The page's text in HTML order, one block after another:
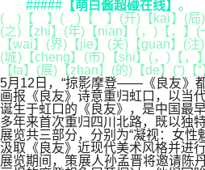
##### 【萌白酱超碰在线】 。
( )【 】( )【 】(开)【kai】(局)【ju
(之)【zhi】(年)【nian】(，)【，】
【wai】(界)【jie】(关)【guan】(
(城)【cheng】(市)【shi】(，)【，
【fa】(展)【zhan】(的)【de】(“)
5月12日，“掠影摩登——《良友》
画报《良友》诗意重归虹口，以当
诞生于虹口的《良友》，是中国最
多年来首次重归四川北路，既以独
展览共三部分，分别为“凝视：女性
汲取《良友》近现代美术风格并进
展览期间，策展人孙孟晋将邀请陈